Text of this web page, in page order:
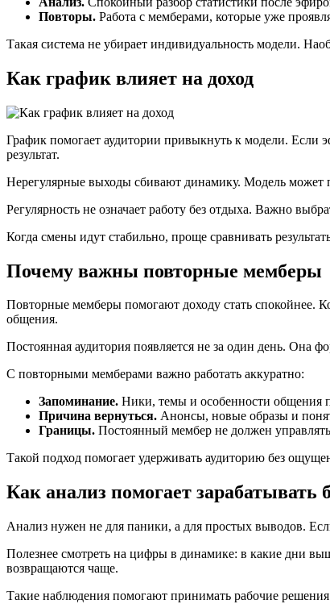
Повторы. Работа с мемберами, которые уже
Такая система не убирает индивидуальность модели.
Как график влияет на доход
График помогает аудитории привыкнуть к модели. Если
результат.
Нерегулярные выходы сбивают динамику. Модель может
Регулярность не означает работу без отдыха. Важно
Когда смены идут стабильно, проще сравнивать
Почему важны повторные мемберы
Повторные мемберы помогают доходу стать спокойнее.
общения.
Постоянная аудитория появляется не за один день. Она
С повторными мемберами важно работать аккуратно:
Запоминание. Ники, темы и особенности общения
Причина вернуться. Анонсы, новые образы и
Границы. Постоянный мембер не должен
Такой подход помогает удерживать аудиторию без
Как анализ помогает зарабатывать
Анализ нужен не для паники, а для простых выводов.
Полезнее смотреть на цифры в динамике: в какие дни
возвращаются чаще.
Такие наблюдения помогают принимать рабочие